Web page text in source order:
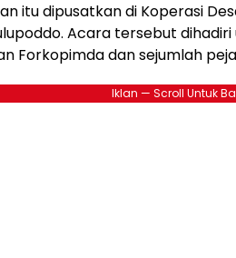
itu dipusatkan di Koperasi
Acara tersebut
Forkopimda dan sejumlah
Iklan — Scroll Untuk